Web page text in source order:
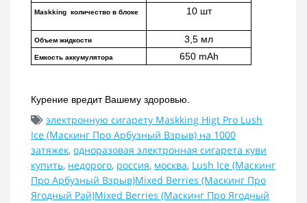
Maskking  количество в блоке 10 шт
Объем жидкости 3,5 мл
Емкость аккумулятора 650 mAh
Курение вредит Вашему здоровью.
электронную сигарету Maskking Higt Pro Lush
Ice (Маскинг Про Арбузный Взрыв) на 1000
затяжек, одноразовая электронная сигарета куви
купить, недорого, россия, москва, Lush Ice (Маскинг
Про Арбузный Взрыв)Mixed Berries (Маскинг Про
Ягодный Рай)Mixed Berries (Маскинг Про Ягодный